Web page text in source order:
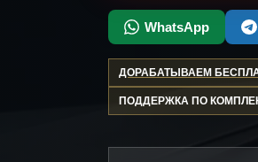
WhatsApp
ДОРАБАТЫВАЕМ
ПОДДЕРЖКА ПО